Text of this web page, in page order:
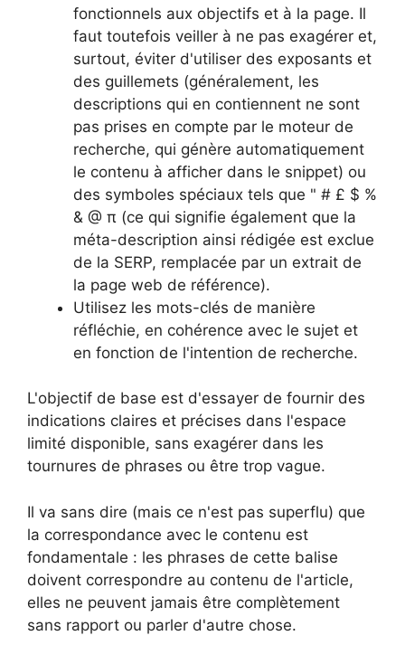
fonctionnels aux objectifs et à la page. Il
faut toutefois veiller à ne pas exagérer et,
surtout, éviter d'utiliser des exposants et
des guillemets (généralement, les
descriptions qui en contiennent ne sont
pas prises en compte par le moteur de
recherche, qui génère automatiquement
le contenu à afficher dans le snippet) ou
des symboles spéciaux tels que " # £ $ %
& @ π (ce qui signifie également que la
méta-description ainsi rédigée est exclue
de la SERP, remplacée par un extrait de
la page web de référence).
Utilisez les mots-clés de manière
réfléchie, en cohérence avec le sujet et
en fonction de l'intention de recherche.
L'objectif de base est d'essayer de fournir des
indications claires et précises dans l'espace
limité disponible, sans exagérer dans les
tournures de phrases ou être trop vague.
Il va sans dire (mais ce n'est pas superflu) que
la correspondance avec le contenu est
fondamentale : les phrases de cette balise
doivent correspondre au contenu de l'article,
elles ne peuvent jamais être complètement
sans rapport ou parler d'autre chose.